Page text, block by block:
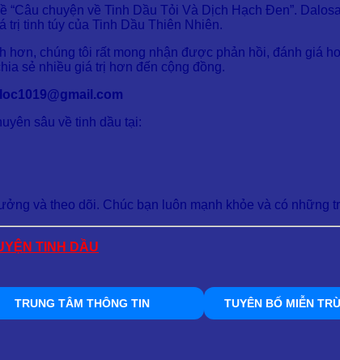
“Câu chuyện về Tinh Dầu Tỏi Và Dịch Hạch Đen”.
trị tinh túy của Tinh Dầu Thiên Nhiên.
chúng tôi rất mong nhận được phản hồi, đánh giá
sẻ nhiều giá trị hơn đến cộng đồng.
sâu về tinh dầu tại:
và theo dõi. Chúc bạn luôn mạnh khỏe và có những
TINH DẦU
TRUNG TÂM THÔNG TIN TUYÊN BỐ MIỄN